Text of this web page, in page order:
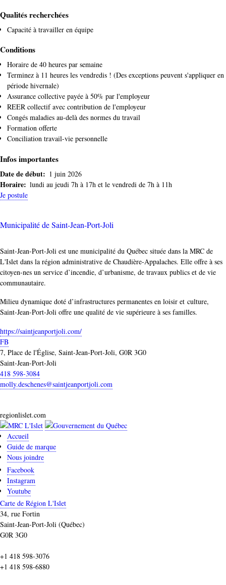
Qualités recherchées
Capacité à travailler en équipe
Conditions
Horaire de 40 heures par semaine
Terminez à 11 heures les vendredis ! (Des exceptions peuvent s'appliquer en
période hivernale)
Assurance collective payée à 50% par l'employeur
REER collectif avec contribution de l'employeur
Congés maladies au-delà des normes du travail
Formation offerte
Conciliation travail-vie personnelle
Infos importantes
Date de début 1 juin 2026
Horaire
lundi au jeudi 7h à 17h et le vendredi de 7h à 11h
Je postule
Entreprise
Municipalité de Saint-Jean-Port-Joli
Saint-Jean-Port-Joli est une municipalité du Québec située dans la MRC de
L'Islet dans la région administrative de Chaudière-Appalaches. Elle offre à ses
citoyen-nes un service d’incendie, d’urbanisme, de travaux publics et de vie
communautaire.
Milieu dynamique doté d’infrastructures permanentes en loisir et culture,
Saint-Jean-Port-Joli offre une qualité de vie supérieure à ses familles.
https://saintjeanportjoli.com/
FB
7, Place de l'Église, Saint-Jean-Port-Joli, G0R 3G0
Saint-Jean-Port-Joli
418 598-3084
molly.deschenes@saintjeanportjoli.com
regionlislet.com
Accueil
Guide de marque
Nous joindre
Facebook
Instagram
Youtube
Carte de Région L'Islet
34, rue Fortin
Saint-Jean-Port-Joli (Québec)
G0R 3G0
+1 418 598-3076
+1 418 598-6880